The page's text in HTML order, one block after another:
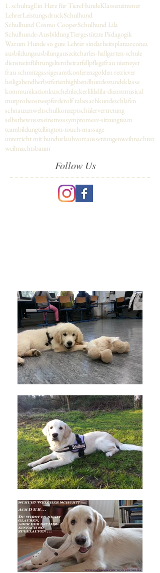
1. schultagEin Herz für TiereHundeKlassenzimmer
LehrerLeistungsdruckSchulhund
Schulhund Cosmo CooperSchulhund Lila
Schulhunde-AusbildungTiergestützte Pädagogik
Warum Hunde so gute Lehrer sindarbeitsplatzarconea
ausbildungausbilungauszeitcharles-hallgarten-schule
diensteeinführungelternbeiratfellpflegefrau niemeyer
frau schmitzgassigesamtkonferenzgolden retriever
heiligabendherbstferienhighbendhundestundeklasse
kommunikationkuschelnleckerlililalila-dienstmusical
mutprobeostseepferderolf rabesachkundeschlafen
schnauzenweltschulkonzeptschülervertretung
selbstbewusstseinstresssymptomesv-sitzungteam
teambildungtellington-touch-massage
unterricht mit hundurlaubvorraussetzungenweihnachten
weihnachtsbaum
Follow Us